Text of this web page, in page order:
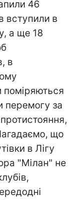
46
вступили в
а ще 18
в
поміряються
перемогу за
що
в Лігу
"Мілан" не